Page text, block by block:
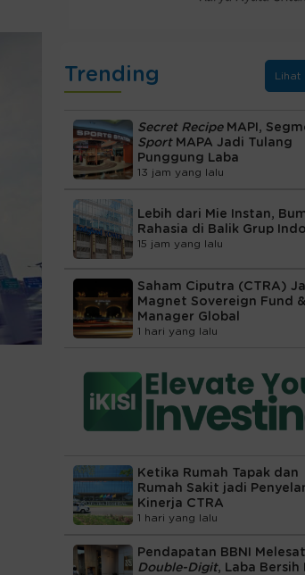
Trending Lihat
Secret RecipeMAPI,
Sport MAPA Jadi Tulang
Punggung Laba
13 jam yang lalu
Lebih dari Mie Instan,
Rahasia di Balik Grup
15 jam yang lalu
Saham Ciputra (CTRA)
Magnet Sovereign Fund
Manager Global
1 hari yang lalu
Ketika Rumah Tapak dan
Rumah Sakit jadi
Kinerja CTRA
1 hari yang lalu
Pendapatan BBNI Melesat
Double-Digit, Laba Bersih